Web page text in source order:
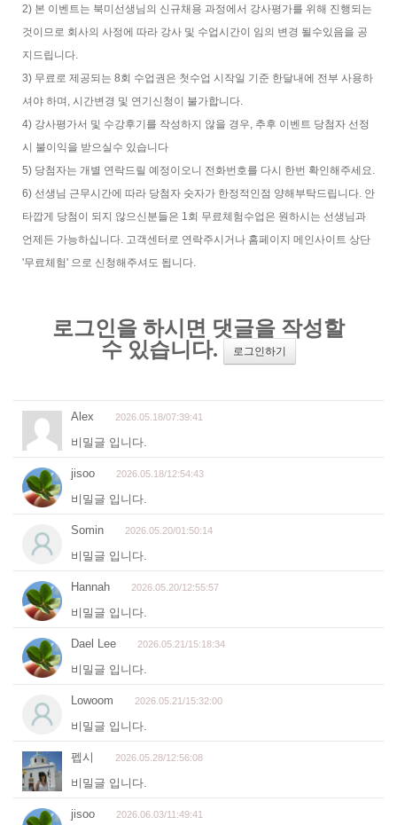
2) 본 이벤트는 북미선생님의 신규채용 과정에서 강사평가를 위해 진행되는
것이므로 회사의 사정에 따라 강사 및 수업시간이 임의 변경 될수있음을 공
지드립니다.
3) 무료로 제공되는 8회 수업권은 첫수업 시작일 기준 한달내에 전부 사용하
셔야 하며, 시간변경 및 연기신청이 불가합니다.
4) 강사평가서 및 수강후기를 작성하지 않을 경우, 추후 이벤트 당첨자 선정
시 불이익을 받으실수 있습니다
5) 당첨자는 개별 연락드릴 예정이오니 전화번호를 다시 한번 확인해주세요.
6) 선생님 근무시간에 따라 당첨자 숫자가 한정적인점 양해부탁드립니다. 안
타깝게 당첨이 되지 않으신분들은 1회 무료체험수업은 원하시는 선생님과
언제든 가능하십니다. 고객센터로 연락주시거나 홈페이지 메인사이트 상단
'무료체험' 으로 신청해주셔도 됩니다.